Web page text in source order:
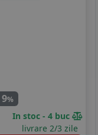
9%
In stoc - 4 buc
livrare 2/3 zile